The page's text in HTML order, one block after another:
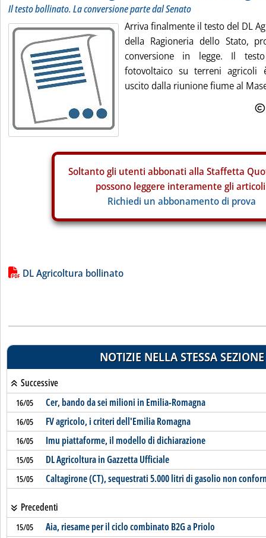
Il testo bollinato. La conversione parte dal Senato
Arriva finalmente il testo del DL
della Ragioneria dello Stato,
conversione in legge. Il
fotovoltaico su terreni agricoli
uscito dalla riunione fiume al
Soltanto gli utenti abbonati alla Staffetta
possono leggere interamente gli
Richiedi un abbonamento di prova
Lista allegati PDF alla notizia
DL Agricoltura bollinato
NOTIZIE NELLA STESSA SEZIONE
Successive
16/05 Cer, bando da sei milioni in Emilia-Romagna
16/05 FV agricolo, i criteri dell'Emilia Romagna
16/05 Imu piattaforme, il modello di dichiarazione
15/05 DL Agricoltura in Gazzetta Ufficiale
15/05 Caltagirone (CT), sequestrati 5.000 litri di gasolio non
Precedenti
15/05 Aia, riesame per il ciclo combinato B2G a Priolo